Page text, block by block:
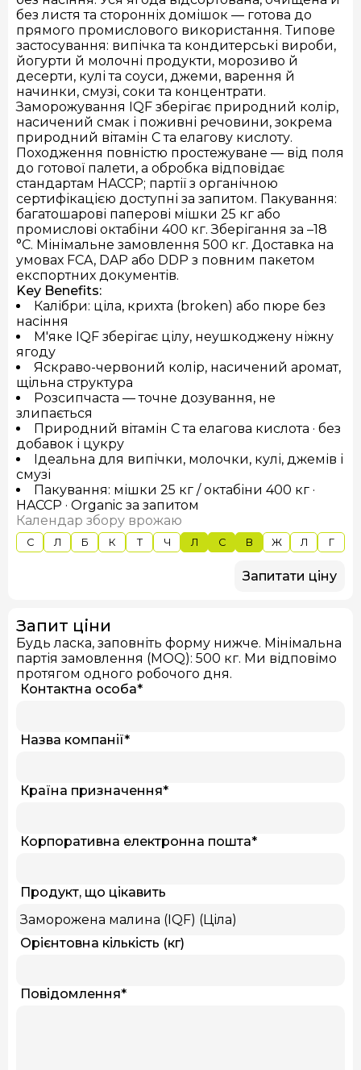
без листя та сторонніх домішок — готова до
прямого промислового використання. Типове
застосування: випічка та кондитерські вироби,
йогурти й молочні продукти, морозиво й
десерти, кулі та соуси, джеми, варення й
начинки, смузі, соки та концентрати.
Заморожування IQF зберігає природний колір,
насичений смак і поживні речовини, зокрема
природний вітамін C та елагову кислоту.
Походження повністю простежуване — від поля
до готової палети, а обробка відповідає
стандартам HACCP; партії з органічною
сертифікацією доступні за запитом. Пакування:
багатошарові паперові мішки 25 кг або
промислові октабіни 400 кг. Зберігання за –18
°C. Мінімальне замовлення 500 кг. Доставка на
умовах FCA, DAP або DDP з повним пакетом
експортних документів.
Key Benefits:
Калібри: ціла, крихта (broken) або пюре без
насіння
М'яке IQF зберігає цілу, неушкоджену ніжну
ягоду
Яскраво-червоний колір, насичений аромат,
щільна структура
Розсипчаста — точне дозування, не
злипається
Природний вітамін C та елагова кислота · без
добавок і цукру
Ідеальна для випічки, молочки, кулі, джемів і
смузі
Пакування: мішки 25 кг / октабіни 400 кг ·
HACCP · Organic за запитом
Календар збору врожаю
С Л Б К Т Ч Л С В Ж Л Г
Запитати ціну
Запит ціни
Будь ласка, заповніть форму нижче. Мінімальна
партія замовлення (MOQ): 500 кг. Ми відповімо
протягом одного робочого дня.
Контактна особа*
Назва компанії*
Країна призначення*
Корпоративна електронна пошта*
Продукт, що цікавить
Орієнтовна кількість (кг)
Повідомлення*